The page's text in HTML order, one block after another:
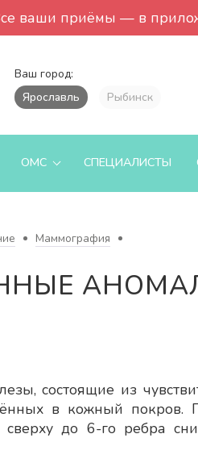
ваши приёмы — в
Ваш город:
Ярославль
Рыбинск
ОМС СПЕЦИАЛИСТЫ
Маммография
состоящие из
в кожный покров.
сверху до 6-го ребра